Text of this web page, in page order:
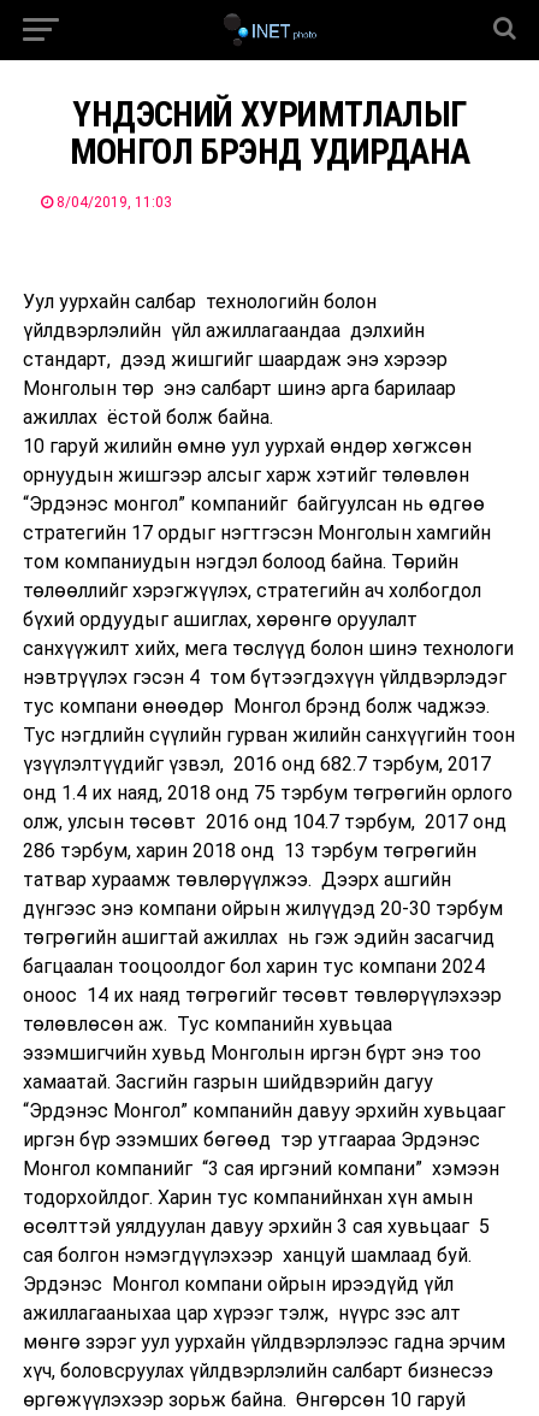
ҮНДЭСНИЙ ХУРИМТЛАЛЫГ
МОНГОЛ БРЭНД УДИРДАНА
8/04/2019, 11:03
Уул уурхайн салбар технологийн болон
үйлдвэрлэлийн үйл ажиллагаандаа дэлхийн
стандарт, дээд жишгийг шаардаж энэ хэрээр
Монголын төр энэ салбарт шинэ арга барилаар
ажиллах ёстой болж байна.
10 гаруй жилийн өмнө уул уурхай өндөр хөгжсөн
орнуудын жишгээр алсыг харж хэтийг төлөвлөн
“Эрдэнэс монгол” компанийг байгуулсан нь өдгөө
стратегийн 17 ордыг нэгтгэсэн Монголын хамгийн
том компаниудын нэгдэл болоод байна. Төрийн
төлөөллийг хэрэгжүүлэх, стратегийн ач холбогдол
бүхий ордуудыг ашиглах, хөрөнгө оруулалт
санхүүжилт хийх, мега төслүүд болон шинэ технологи
нэвтрүүлэх гэсэн 4 том бүтээгдэхүүн үйлдвэрлэдэг
тус компани өнөөдөр Монгол брэнд болж чаджээ.
Тус нэгдлийн сүүлийн гурван жилийн санхүүгийн тоон
үзүүлэлтүүдийг үзвэл, 2016 онд 682.7 тэрбум, 2017
онд 1.4 их наяд, 2018 онд 75 тэрбум төгрөгийн орлого
олж, улсын төсөвт 2016 онд 104.7 тэрбум, 2017 онд
286 тэрбум, харин 2018 онд 13 тэрбум төгрөгийн
татвар хураамж төвлөрүүлжээ. Дээрх ашгийн
дүнгээс энэ компани ойрын жилүүдэд 20-30 тэрбум
төгрөгийн ашигтай ажиллах нь гэж эдийн засагчид
багцаалан тооцоолдог бол харин тус компани 2024
оноос 14 их наяд төгрөгийг төсөвт төвлөрүүлэхээр
төлөвлөсөн аж. Тус компанийн хувьцаа
эзэмшигчийн хувьд Монголын иргэн бүрт энэ тоо
хамаатай. Засгийн газрын шийдвэрийн дагуу
“Эрдэнэс Монгол” компанийн давуу эрхийн хувьцааг
иргэн бүр эзэмших бөгөөд тэр утгаараа Эрдэнэс
Монгол компанийг “3 сая иргэний компани” хэмээн
тодорхойлдог. Харин тус компанийнхан хүн амын
өсөлттэй уялдуулан давуу эрхийн 3 сая хувьцааг 5
сая болгон нэмэгдүүлэхээр ханцуй шамлаад буй.
Эрдэнэс Монгол компани ойрын ирээдүйд үйл
ажиллагааныхаа цар хүрээг тэлж, нүүрс зэс алт
мөнгө зэрэг уул уурхайн үйлдвэрлэлээс гадна эрчим
хүч, боловсруулах үйлдвэрлэлийн салбарт бизнесээ
өргөжүүлэхээр зорьж байна. Өнгөрсөн 10 гаруй